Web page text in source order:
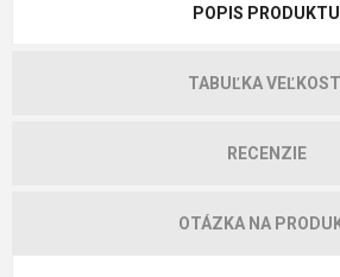
POPIS PRODUKTU
TABUĽKA VEĽKOSTÍ
RECENZIE
OTÁZKA NA